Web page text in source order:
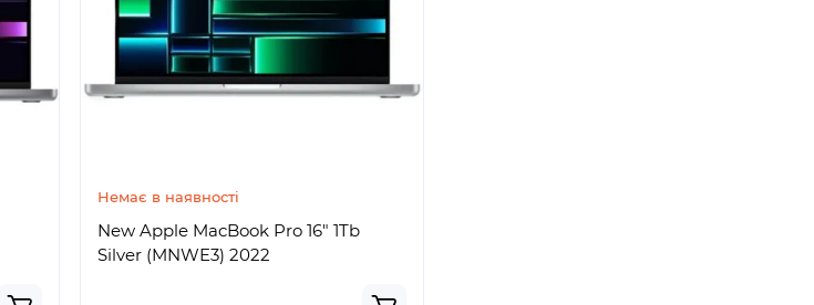
Немає в наявності
New Apple MacBook Pro 16" 1Tb
Silver (MNWE3) 2022